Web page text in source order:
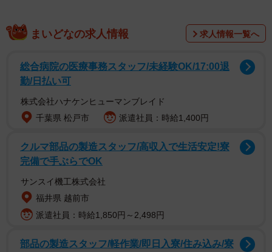
愛らしいですね」
「わかるー。あざとい かわいすぎます！」
「これは叱れないﾆｬﾝ だってこんなに可愛いんだもん」
「誤魔化されてしまいます」
「許しちゃいますよね 怒りもかわいさには勝てません」
「う～ん…無罪！！」
「全て許されるにゃ」
「仔猫あるあるだ」
まいどなの求人情報 求人情報一覧へ
総合病院の医療事務スタッフ/未経験OK/17:00退
勤/日払い可
株式会社ハナケンヒューマンブレイド
千葉県 松戸市
派遣社員：時給1,400円
クルマ部品の製造スタッフ/高収入で生活安定!寮
完備で手ぶらでOK
サンスイ機工株式会社
福井県 越前市
派遣社員：時給1,850円～2,498円
部品の製造スタッフ/軽作業/即日入寮/住み込み/寮